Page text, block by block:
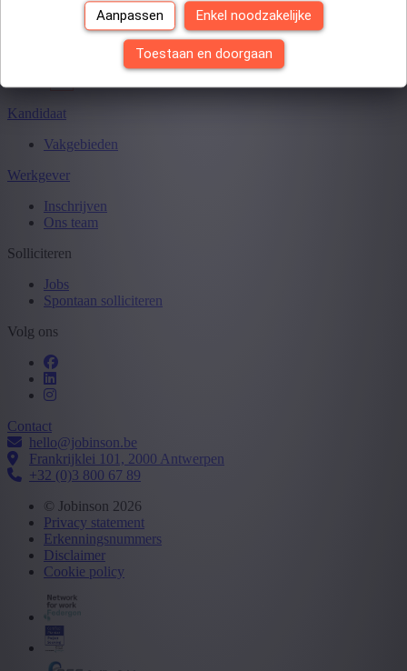
Aanpassen Enkel noodzakelijke
Toestaan en doorgaan
Kandidaat
Vakgebieden
Werkgever
Inschrijven
Ons team
Solliciteren
Jobs
Spontaan solliciteren
Volg ons
Contact
hello@jobinson.be
Frankrijklei 101, 2000 Antwerpen
+32 (0)3 800 67 89
© Jobinson 2026
Privacy statement
Erkenningsnummers
Disclaimer
Cookie policy